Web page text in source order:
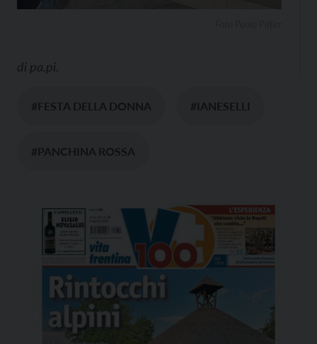
di pa.pi.
#FESTA DELLA DONNA #IANESELLI
#PANCHINA ROSSA